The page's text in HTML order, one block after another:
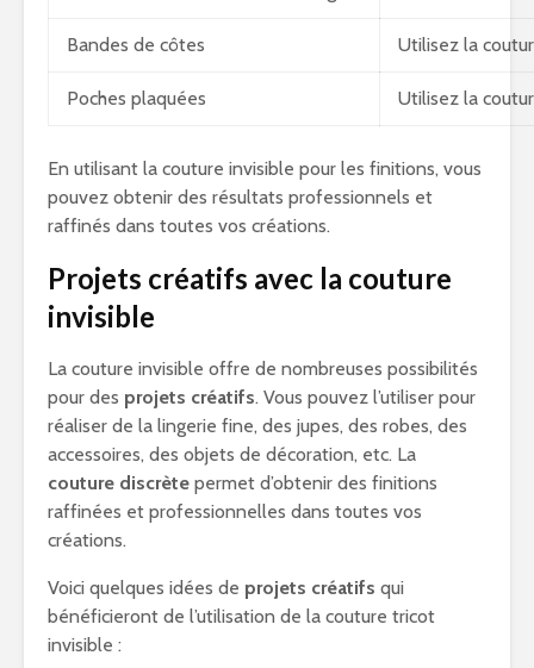
Bandes de côtes Utilisez la
Poches plaquées Utilisez la
En utilisant la couture invisible pour les finitions, vous
pouvez obtenir des résultats professionnels et
raffinés dans toutes vos créations.
Projets créatifs avec la couture
invisible
La couture invisible offre de nombreuses possibilités
pour des projets créatifs. Vous pouvez l’utiliser pour
réaliser de la lingerie fine, des jupes, des robes, des
accessoires, des objets de décoration, etc. La
couture discrète permet d’obtenir des finitions
raffinées et professionnelles dans toutes vos
créations.
Voici quelques idées de projets créatifs qui
bénéficieront de l’utilisation de la couture tricot
invisible :